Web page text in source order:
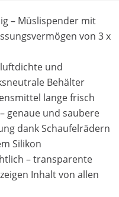
– Müslispender mit
von 3 x
und
Behälter
lange frisch
genaue und saubere
dank Schaufelrädern
Silikon
– transparente
Inhalt von allen